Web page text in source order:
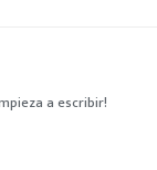
a escribir!